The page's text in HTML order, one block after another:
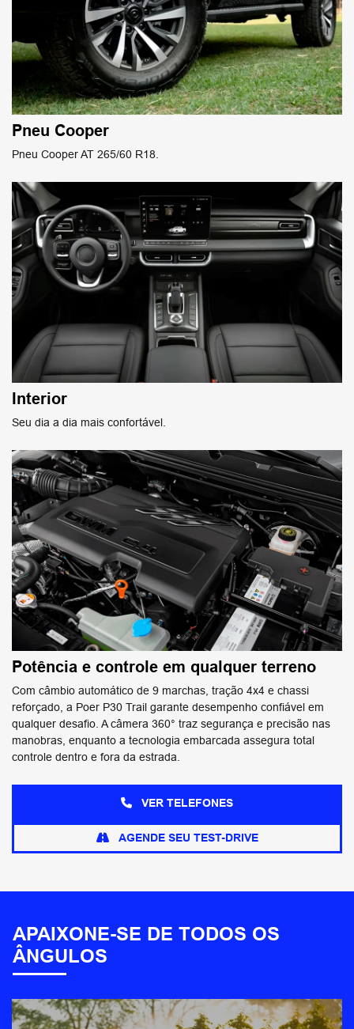
Pneu Cooper
Pneu Cooper AT 265/60 R18.
Interior
Seu dia a dia mais confortável.
Potência e controle em qualquer terreno
Com câmbio automático de 9 marchas, tração 4x4 e chassi
reforçado, a Poer P30 Trail garante desempenho confiável em
qualquer desafio. A câmera 360° traz segurança e precisão nas
manobras, enquanto a tecnologia embarcada assegura total
controle dentro e fora da estrada.
VER TELEFONES
AGENDE SEU TEST-DRIVE
APAIXONE-SE DE TODOS OS
ÂNGULOS